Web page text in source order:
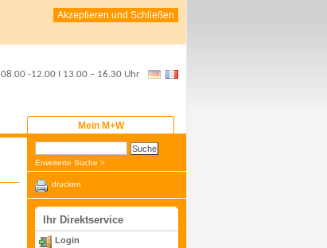
Akzeptieren und Schließen
08.00 -12.00 I 13.00 – 16.30 Uhr
Mein M+W
Erweiterte Suche >
drucken
Ihr Direktservice
Login